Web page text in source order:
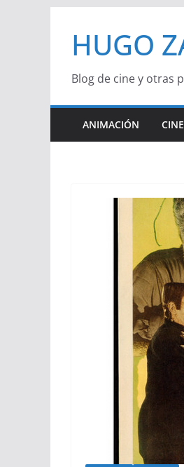
contenido
HUGO
Blog de cine y otras
ANIMACIÓN CINE